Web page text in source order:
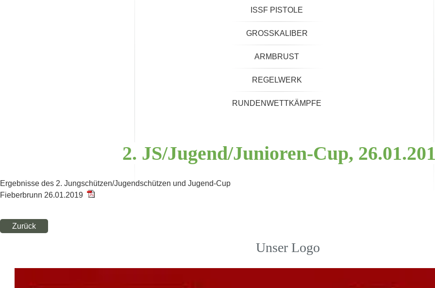
ISSF PISTOLE
GROSSKALIBER
ARMBRUST
REGELWERK
RUNDENWETTKÄMPFE
2. JS/Jugend/Junioren-Cup,
Ergebnisse des 2. Jungschützen/Jugendschützen und Jugend-Cup
Fieberbrunn 26.01.2019
Zurück
Unser Logo